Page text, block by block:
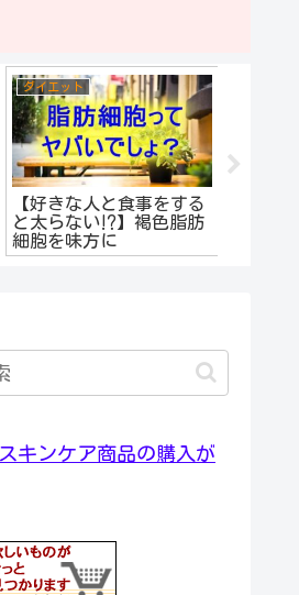
ダイエット
【好きな人と食事をする
と太らない⁉】褐色脂肪
細胞を味方に
キンケア商品の購入が